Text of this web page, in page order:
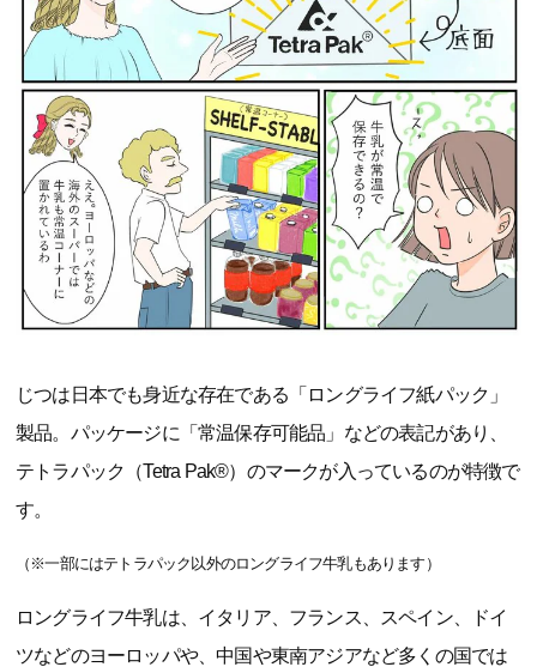
じつは日本でも身近な存在である「ロングライフ紙パック」
製品。パッケージに「常温保存可能品」などの表記があり、
テトラパック（Tetra Pak®）のマークが入っているのが特徴で
す。
（※一部にはテトラパック以外のロングライフ牛乳もあります）
ロングライフ牛乳は、イタリア、フランス、スペイン、ドイ
ツなどのヨーロッパや、中国や東南アジアなど多くの国では